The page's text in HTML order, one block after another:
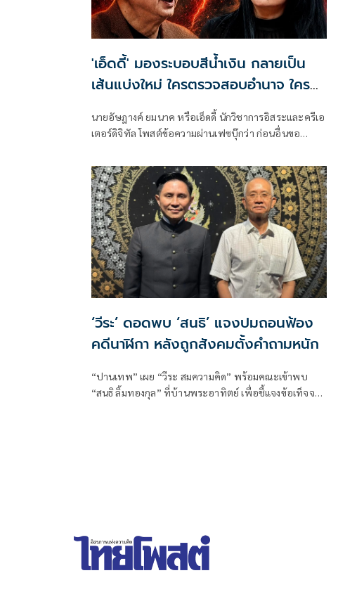
'เอ็ดดี้' มองระบอบสีน้ำเงิน กลายเป็น
เส้นแบ่งใหม่ ใครตรวจสอบอำนาจ ใคร
นายอัษฎางค์ ยมนาค หรือเอ็ดดี้ นักวิชาการอิสระและครีเอ
เตอร์ดิจิทัล โพสต์ข้อความผ่านเฟซบุ๊กว่า ก่อนอื่นขอ
เพียงผู้สังเกตการณ์คนหนึ่งเท่านั้น
‘วีระ’ ดอดพบ ‘สนธิ’ แจงปมถอนฟ้อง
คดีนาฬิกา หลังถูกสังคมตั้งคำถามหนัก
“ปานเทพ” เผย “วีระ สมความคิด” พร้อมคณะเข้าพบ
“สนธิ ลิ้มทองกุล” ที่บ้านพระอาทิตย์ เพื่อชี้แจงข้อเท็จจริง